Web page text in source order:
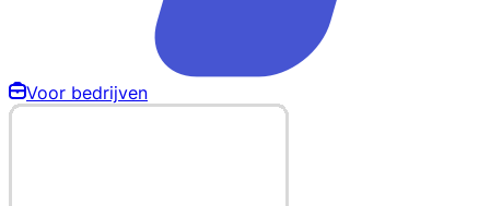
Voor bedrijven